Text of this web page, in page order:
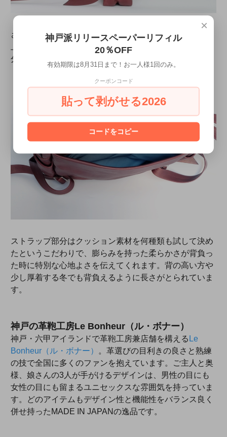
さらに背面にもポケットがあります。
上部のハンドルで手持ちでも使えるよう、ストラップ部
分を外してこのポケットに収納することも可能です。
ストラップ部分はクッション素材を何種類も試して決め
たというこだわりで、膨らみを持った柔らかさが背負っ
た時に特別な心地よさを伝えてくれます。背の高い方や
少し厚着する冬でも背負えるように長さがとられていま
す。
神戸の革鞄工房Le Bonheur（ル・ボナー）
神戸・六甲アイランドで革鞄工房兼店舗を構える Le
Bonheur（ル・ボナー）
。革選びの目利きの良さと熟練
の技で全国に多くのファンを抱えています。ご主人と奥
様、娘さんの3人が手がけるデザインは、男性の目にも
女性の目にも留まるユニセックスな雰囲気を持っていま
す。どのアイテムもデザイン性と機能性をバランス良く
併せ持ったMADE IN JAPANの逸品です。
×
神戸派リリースペーパーリフィル
20％OFF
有効期限は8月31日まで！お一人様1回のみ。
クーポンコード
貼って剥がせる2026
コードをコピー